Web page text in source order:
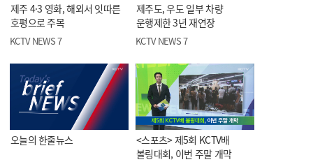
제주 4·3 영화, 해외서 잇따른
호평으로 주목
KCTV NEWS 7
제주도, 우도 일부 차량
운행제한 3년 재연장
KCTV NEWS 7
오늘의 한줄뉴스
<스포츠> 제5회 KCTV배
볼링대회, 이번 주말 개막